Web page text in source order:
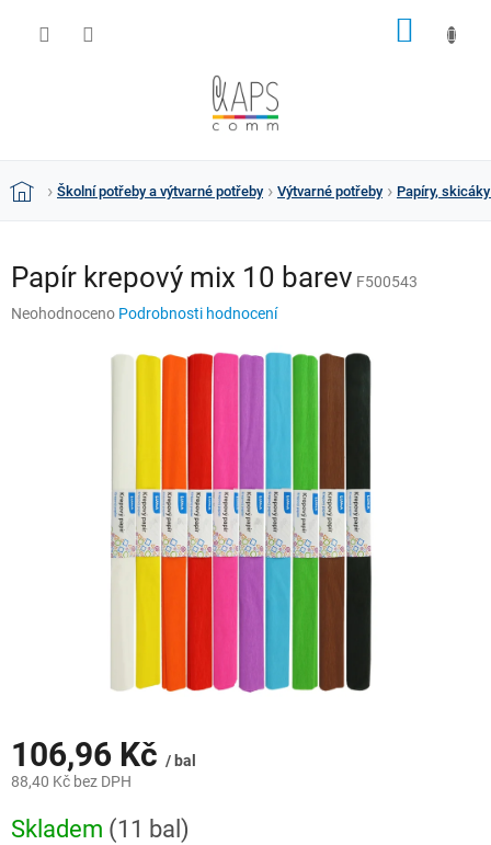
DomůŠkolní potřeby a výtvarné potřeby Výtvarné potřeby Papíry,
Papír krepový mix 10 barev F500543
Průměrné
Neohodnoceno Podrobnosti hodnocení
106,96 Kč / bal
88,40 Kč bez DPH
cena:
Skladem (11 bal)